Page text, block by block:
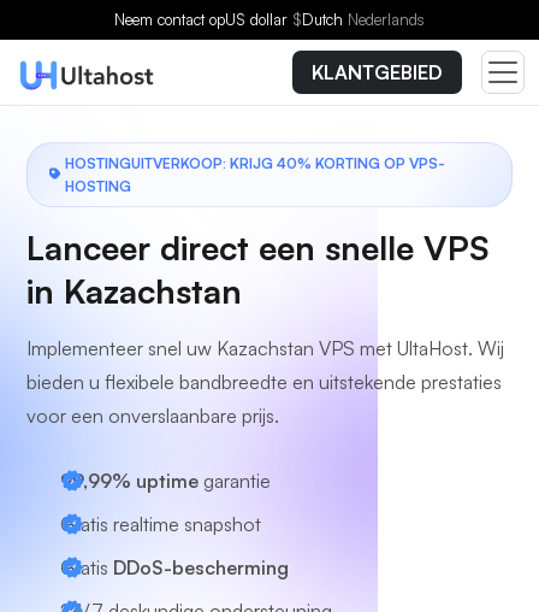
Neem contact opUS dollar $Dutch Nederlands
KLANTGEBIED
HOSTINGUITVERKOOP: KRIJG 40% KORTING OP VPS-
HOSTING
Lanceer direct een snelle VPS
in Kazachstan
Implementeer snel uw Kazachstan VPS met UltaHost. Wij
bieden u flexibele bandbreedte en uitstekende prestaties
voor een onverslaanbare prijs.
99,99% uptime garantie
Gratis realtime snapshot
Gratis DDoS-bescherming